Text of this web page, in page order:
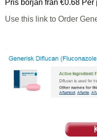
Pris början från €0.68 Per
Use this link to Order